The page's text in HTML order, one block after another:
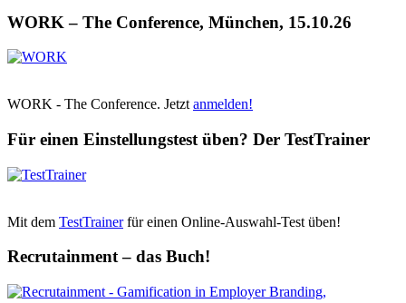
WORK – The Conference, München, 15.10.26
WORK - The Conference. Jetzt anmelden!
Für einen Einstellungstest üben? Der TestTrainer
Mit dem TestTrainerfür einen Online-Auswahl-Test üben!
Recrutainment – das Buch!